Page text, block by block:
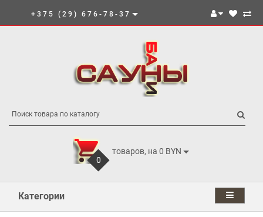
+375 (29) 676-78-37
0
товаров, на 0 BYN
Категории